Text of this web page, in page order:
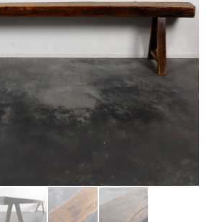
Kitchenware
Baskets
Remake
Bag
Cushion
Rug
Native American
Otherwise